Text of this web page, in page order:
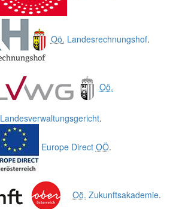
Oö. Landesrechnungshof.
Oö.
Landesverwaltungsgericht.
Europe Direct OÖ.
Oö. Zukunftsakademie.